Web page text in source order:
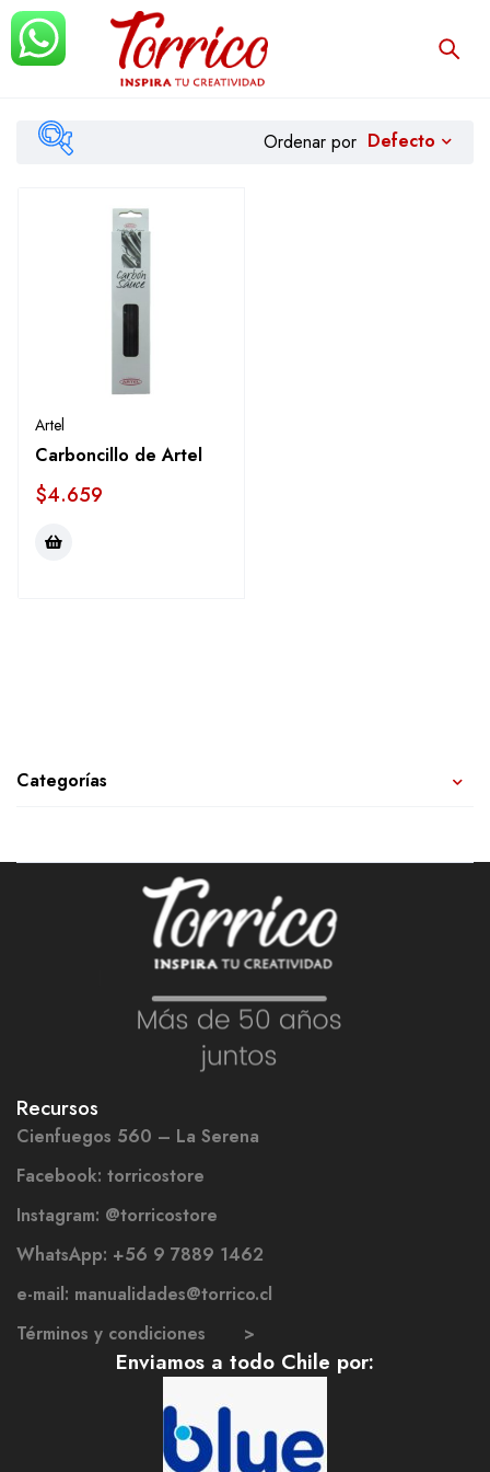
Categorías
Filtrar
Ordenar por Defecto
Artel
Carboncillo de Artel
$4.659
Recursos
Cienfuegos 560 – La Serena
Facebook: torricostore
Instagram: @torricostore
WhatsApp: +56 9 7889 1462
e-mail: manualidades@torrico.cl
Términos y condiciones >
Enviamos a todo Chile por: